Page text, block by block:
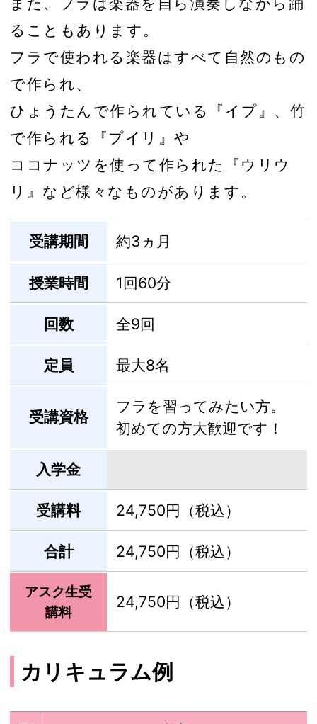
ることもあります。
フラで使われる楽器はすべて自然のもの
で作られ、
ひょうたんで作られている『イプ』、竹
で作られる『プイリ』や
ココナッツを使って作られた『ウリウ
リ』など様々なものがあります。
受講期間 約3ヵ月
授業時間 1回60分
回数 全9回
定員 最大8名
受講資格
フラを習ってみたい方。
初めての方大歓迎です！
入学金
受講料 24,750円（税込）
合計 24,750円（税込）
アスク生受
講料
24,750円（税込）
カリキュラム例